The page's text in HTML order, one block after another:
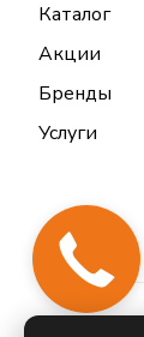
Каталог
Акции
Бренды
Услуги
Закажи
звонок